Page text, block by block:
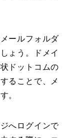
ールフォルダ
ょう。ドメイ
ドットコムの
ることで、メ
。
へログインで